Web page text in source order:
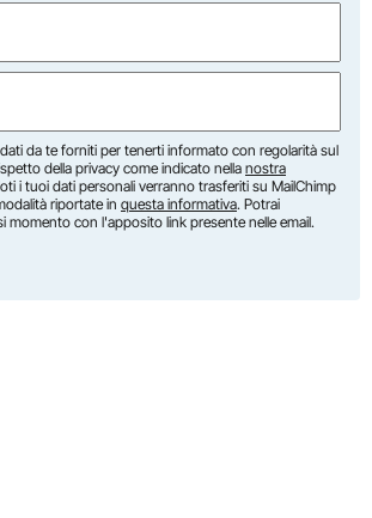
da te forniti per tenerti informato con regolarità sul
della privacy come indicato nella nostra
i tuoi dati personali verranno trasferiti su MailChimp
riportate in questa informativa. Potrai
momento con l'apposito link presente nelle email.